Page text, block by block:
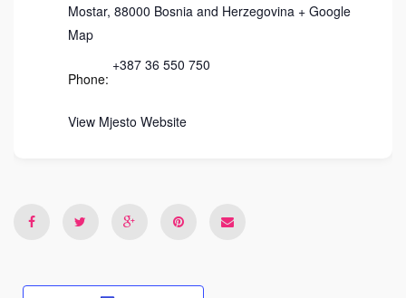
Mostar, 88000 Bosnia and Herzegovina + Google
Map
Phone:
+387 36 550 750
View Mjesto Website